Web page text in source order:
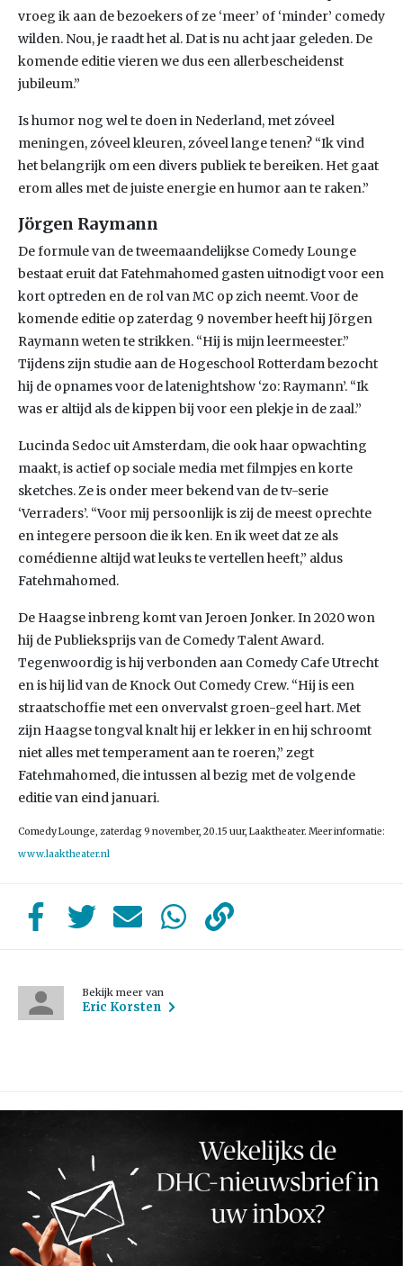
vroeg ik aan de bezoekers of ze ‘meer’ of ‘minder’ comedy
wilden. Nou, je raadt het al. Dat is nu acht jaar geleden. De
komende editie vieren we dus een allerbescheidenst
jubileum.”
Is humor nog wel te doen in Nederland, met zóveel
meningen, zóveel kleuren, zóveel lange tenen? “Ik vind
het belangrijk om een divers publiek te bereiken. Het gaat
erom alles met de juiste energie en humor aan te raken.”
Jörgen Raymann
De formule van de tweemaandelijkse Comedy Lounge
bestaat eruit dat Fatehmahomed gasten uitnodigt voor een
kort optreden en de rol van MC op zich neemt. Voor de
komende editie op zaterdag 9 november heeft hij Jörgen
Raymann weten te strikken. “Hij is mijn leermeester.”
Tijdens zijn studie aan de Hogeschool Rotterdam bezocht
hij de opnames voor de latenightshow ‘zo: Raymann’. “Ik
was er altijd als de kippen bij voor een plekje in de zaal.”
Lucinda Sedoc uit Amsterdam, die ook haar opwachting
maakt, is actief op sociale media met filmpjes en korte
sketches. Ze is onder meer bekend van de tv-serie
‘Verraders’. “Voor mij persoonlijk is zij de meest oprechte
en integere persoon die ik ken. En ik weet dat ze als
comédienne altijd wat leuks te vertellen heeft,” aldus
Fatehmahomed.
De Haagse inbreng komt van Jeroen Jonker. In 2020 won
hij de Publieksprijs van de Comedy Talent Award.
Tegenwoordig is hij verbonden aan Comedy Cafe Utrecht
en is hij lid van de Knock Out Comedy Crew. “Hij is een
straatschoffie met een onvervalst groen-geel hart. Met
zijn Haagse tongval knalt hij er lekker in en hij schroomt
niet alles met temperament aan te roeren,” zegt
Fatehmahomed, die intussen al bezig met de volgende
editie van eind januari.
Comedy Lounge, zaterdag 9 november, 20.15 uur, Laaktheater. Meer informatie:
www.laaktheater.nl
Bekijk meer van
Eric Korsten